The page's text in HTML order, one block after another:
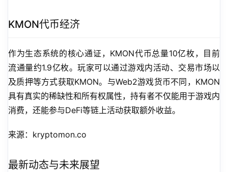
KMON代币经济
作为生态系统的核心通证，KMON代币总量10亿枚，目前
流通量约1.9亿枚。玩家可以通过游戏内活动、交易市场以
及质押等方式获取KMON。与Web2游戏货币不同，KMON
具有真实的稀缺性和所有权属性，持有者不仅能用于游戏内
消费，还能参与DeFi等链上活动获取额外收益。
来源：kryptomon.co
最新动态与未来展望